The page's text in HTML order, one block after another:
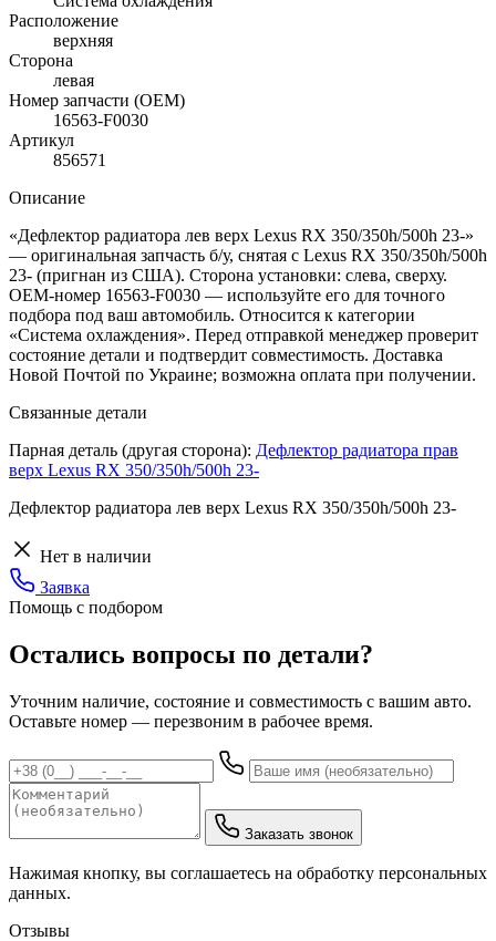
Расположение
верхняя
Сторона
левая
Номер запчасти (OEM)
16563-F0030
Артикул
856571
Описание
«Дефлектор радиатора лев верх Lexus RX 350/350h/500h 23-»
— оригинальная запчасть б/у, снятая с Lexus RX 350/350h/500h
23- (пригнан из США). Сторона установки: слева, сверху.
OEM-номер 16563-F0030 — используйте его для точного
подбора под ваш автомобиль. Относится к категории
«Система охлаждения». Перед отправкой менеджер проверит
состояние детали и подтвердит совместимость. Доставка
Новой Почтой по Украине; возможна оплата при получении.
Связанные детали
Парная деталь (другая сторона): Дефлектор радиатора прав
верх Lexus RX 350/350h/500h 23-
Дефлектор радиатора лев верх Lexus RX 350/350h/500h 23-
Нет в наличии
Заявка
Помощь с подбором
Остались вопросы по детали?
Уточним наличие, состояние и совместимость с вашим авто.
Оставьте номер — перезвоним в рабочее время.
Заказать звонок
Нажимая кнопку, вы соглашаетесь на обработку персональных
данных.
Отзывы